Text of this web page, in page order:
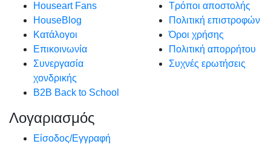
Houseart Fans
HouseBlog
Κατάλογοι
Επικοινωνία
Συνεργασία
χονδρικής
B2B Back to School
Τρόποι αποστολής
Πολιτική επιστροφών
Όροι χρήσης
Πολιτική απορρήτου
Συχνές ερωτήσεις
Λογαριασμός
Είσοδος/Εγγραφή